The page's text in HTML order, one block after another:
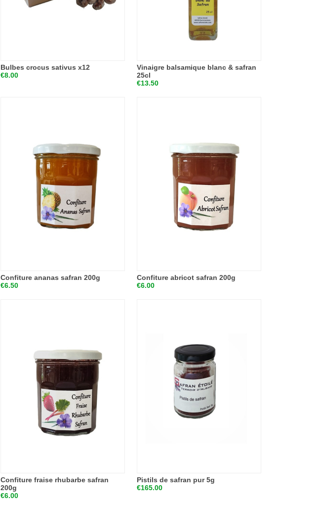
Bulbes crocus sativus x12
€8.00
Vinaigre balsamique blanc & safran
25cl
€13.50
Confiture ananas safran 200g
€6.50
Confiture abricot safran 200g
€6.00
Confiture fraise rhubarbe safran
200g
€6.00
Pistils de safran pur 5g
€165.00